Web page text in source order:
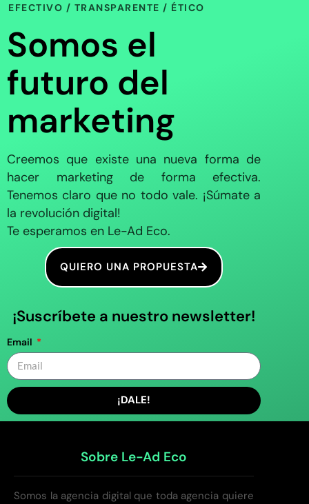
EFECTIVO / TRANSPARENTE / ÉTICO
Somos el
futuro del
marketing
Creemos que existe una nueva forma de
hacer marketing de forma efectiva.
Tenemos claro que no todo vale. ¡Súmate a
la revolución digital!
Te esperamos en Le-Ad Eco.
QUIERO UNA PROPUESTA
¡Suscríbete a nuestro newsletter!
Email
¡DALE!
Sobre Le-Ad Eco
Somos la agencia digital que toda agencia quiere